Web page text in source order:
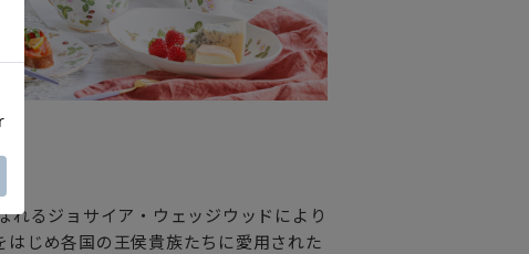
るジョサイア・ウェッジウッドにより
じめ各国の王侯貴族たちに愛用された